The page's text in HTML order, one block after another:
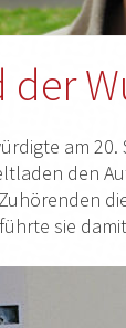
der
am
den
sie